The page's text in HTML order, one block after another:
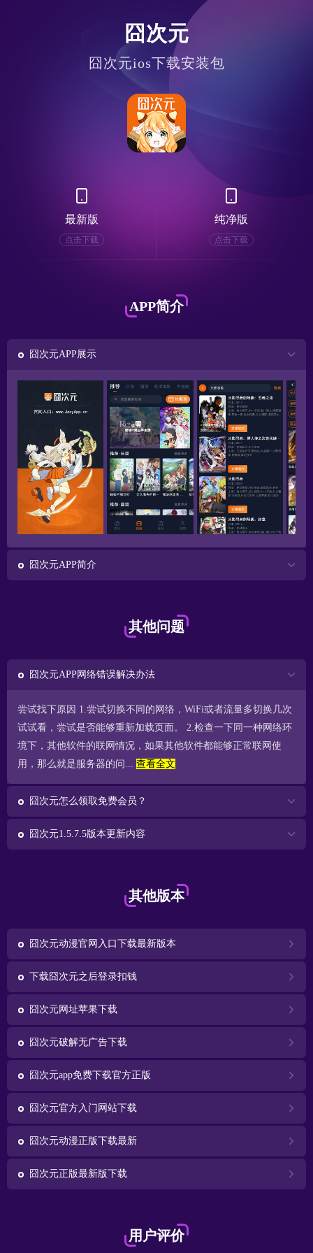
囧次元
囧次元ios下载安装包
最新版
点击下载
纯净版
点击下载
APP简介
囧次元APP展示
囧次元APP简介
其他问题
囧次元APP网络错误解决办法
尝试找下原因 1.尝试切换不同的网络，WiFi或者流量多切换几次
试试看，尝试是否能够重新加载页面。 2.检查一下同一种网络环
境下，其他软件的联网情况，如果其他软件都能够正常联网使
用，那么就是服务器的问... 查看全文
囧次元怎么领取免费会员？
囧次元1.5.7.5版本更新内容
其他版本
囧次元动漫官网入口下载最新版本
下载囧次元之后登录扣钱
囧次元网址苹果下载
囧次元破解无广告下载
囧次元app免费下载官方正版
囧次元官方入门网站下载
囧次元动漫正版下载最新
囧次元正版最新版下载
用户评价